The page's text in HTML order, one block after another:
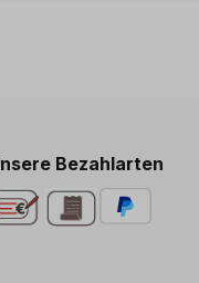
Bezahlarten